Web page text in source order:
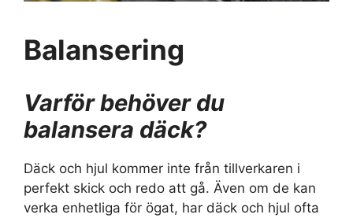
Balansering
Varför behöver du
balansera däck?
Däck och hjul kommer inte från tillverkaren i
perfekt skick och redo att gå. Även om de kan
verka enhetliga för ögat, har däck och hjul ofta